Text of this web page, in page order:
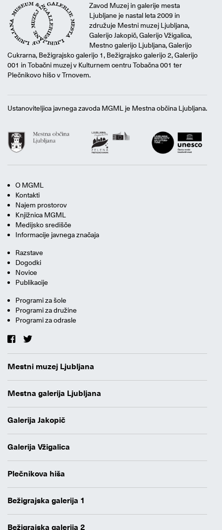
Zavod Muzej in galerije mesta
Ljubljane je nastal leta 2009 in
združuje Mestni muzej Ljubljana,
Galerijo Jakopič, Galerijo Vžigalica,
Mestno galerijo Ljubljana, Galerijo
Cukrarna, Bežigrajsko galerijo 1, Bežigrajsko galerijo 2, Galerijo
001 in Tobačni muzej v Kulturnem centru Tobačna 001 ter
Plečnikovo hišo v Trnovem.
Ustanoviteljica javnega zavoda MGML je Mestna občina Ljubljana.
O MGML
Kontakti
Najem prostorov
Knjižnica MGML
Medijsko središče
Informacije javnega značaja
Razstave
Dogodki
Novice
Publikacije
Programi za šole
Programi za družine
Programi za odrasle
Mestni muzej Ljubljana
Mestna galerija Ljubljana
Galerija Jakopič
Galerija Vžigalica
Plečnikova hiša
Bežigrajska galerija 1
Bežigrajska galerija 2